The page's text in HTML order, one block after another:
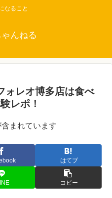
なること
んねる
ォレオ博多店は食べ
レポ！
まれています
はてブ
コピー